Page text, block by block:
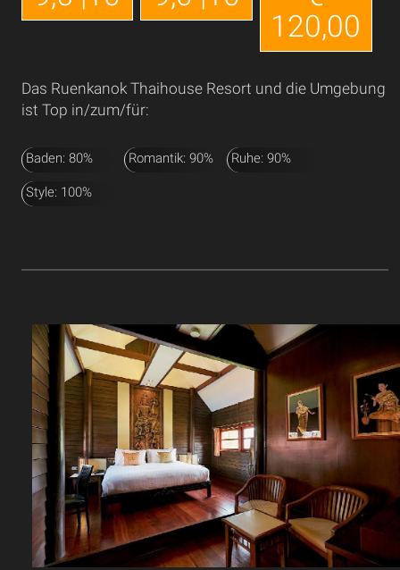
120,00
Das Ruenkanok Thaihouse Resort und die Umgebung
ist Top in/zum/für:
Baden: 80% Romantik: 90% Ruhe: 90%
Style: 100%